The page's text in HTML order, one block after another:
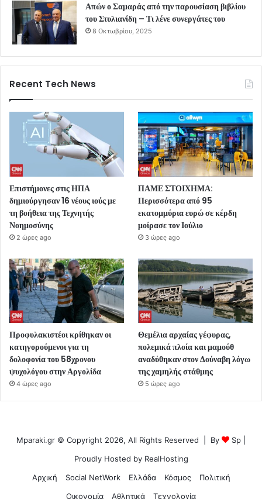
Απών ο Σαμαράς από την παρουσίαση βιβλίου
του Στυλιανίδη – Τι λένε συνεργάτες του
8 Οκτωβρίου, 2025
Recent Tech News
Επιστήμονες στις ΗΠΑ
δημιούργησαν 16 νέους ιούς με
τη βοήθεια της Τεχνητής
Νοημοσύνης
2 ώρες ago
ΠΑΜΕ ΣΤΟΙΧΗΜΑ:
Περισσότερα από 95
εκατομμύρια ευρώ σε κέρδη
μοίρασε τον Ιούλιο
3 ώρες ago
Προφυλακιστέοι κρίθηκαν οι
κατηγορούμενοι για τη
δολοφονία του 58χρονου
ψυχολόγου στην Αργολίδα
4 ώρες ago
Θεμέλια αρχαίας γέφυρας,
πολεμικά πλοία και μαμούθ
αναδύθηκαν στον Δούναβη λόγω
της χαμηλής στάθμης
5 ώρες ago
Mparaki.gr © Copyright 2026, All Rights Reserved | By Sp
Proudly Hosted by RealHosting
Αρχική
Social NetWork Ελλάδα Κόσμος
Πολιτική
Οικονομία
Αθλητικά Τεχνολογία